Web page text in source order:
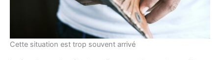
Cette situation est trop souvent arrivé